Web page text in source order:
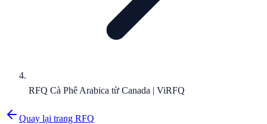
RFQ Cà Phê Arabica từ Canada | ViRFQ
Quay lại trang RFQ